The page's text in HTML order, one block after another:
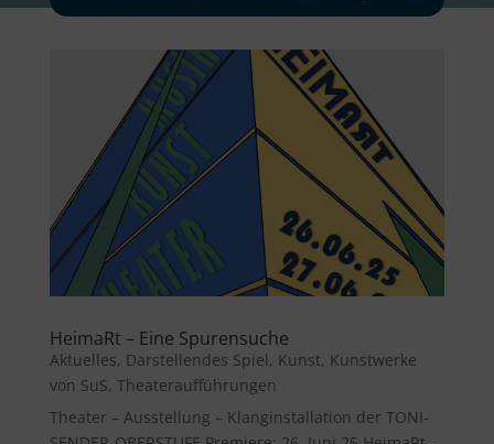
HeimaRt – Eine Spurensuche
Aktuelles, Darstellendes Spiel, Kunst, Kunstwerke
von SuS, Theateraufführungen
Theater – Ausstellung – Klanginstallation der TONI-